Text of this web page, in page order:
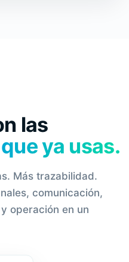
las
que ya usas.
Más trazabilidad.
comunicación,
operación en un